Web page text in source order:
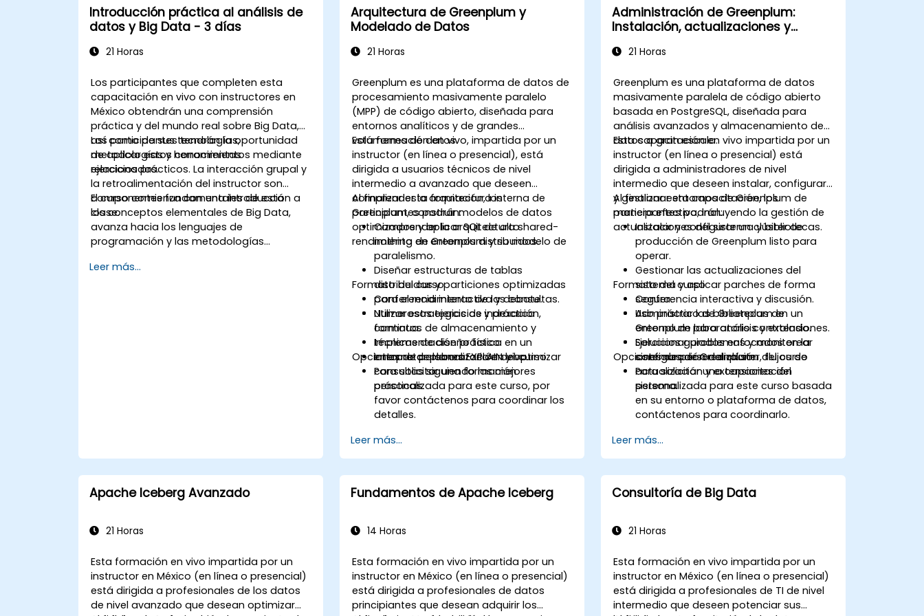
Introducción práctica al análisis de
datos y Big Data - 3 días
21 Horas
Los participantes que completen esta
capacitación en vivo con instructores en
México obtendrán una comprensión
práctica y del mundo real sobre Big Data,
así como de sus tecnologías,
metodologías y herramientas
relacionadas.
Los participantes tendrán la oportunidad
de aplicar estos conocimientos mediante
ejercicios prácticos. La interacción grupal y
la retroalimentación del instructor son
componentes fundamentales de esta
clase.
El curso comienza con una introducción a
los conceptos elementales de Big Data,
avanza hacia los lenguajes de
programación y las metodologías
finalmente, aborda las herramientas e
Leer más...
Arquitectura de Greenplum y
Modelado de Datos
21 Horas
Greenplum es una plataforma de datos de
procesamiento masivamente paralelo
(MPP) de código abierto, diseñada para
entornos analíticos y de grandes
volúmenes de datos.
Esta formación en vivo, impartida por un
instructor (en línea o presencial), está
dirigida a usuarios técnicos de nivel
intermedio a avanzado que deseen
comprender la arquitectura interna de
Greenplum, construir modelos de datos
optimizados y aplicar SQL de alto
rendimiento en entornos distribuidos.
Al finalizar esta formación, los
participantes podrán:
Comprender la arquitectura shared-
nothing de Greenplum y su modelo de
paralelismo.
Diseñar estructuras de tablas
distribuidas y particiones optimizadas
para el rendimiento de las consultas.
Utilizar estrategias de indexación,
formatos de almacenamiento y
técnicas de diseño físico.
Interpretar planes EXPLAIN y optimizar
consultas siguiendo las mejores
prácticas.
Formato del curso
Conferencia interactiva y debate.
Numerosos ejercicios y práctica
continua.
Implementación práctica en un
entorno de laboratorio en vivo.
Opciones de personalización del curso
Para solicitar una formación
personalizada para este curso, por
favor contáctenos para coordinar los
detalles.
Leer más...
Administración de Greenplum:
Instalación, actualizaciones y
21 Horas
Greenplum es una plataforma de datos
masivamente paralela de código abierto
basada en PostgreSQL, diseñada para
análisis avanzados y almacenamiento de
datos a gran escala.
Esta capacitación en vivo impartida por un
instructor (en línea o presencial) está
dirigida a administradores de nivel
intermedio que deseen instalar, configurar
y gestionar entornos de Greenplum de
manera efectiva, incluyendo la gestión de
actualizaciones del sistema y bibliotecas.
Al finalizar esta capacitación, los
participantes podrán:
Instalar y configurar un clúster de
producción de Greenplum listo para
operar.
Gestionar las actualizaciones del
sistema y aplicar parches de forma
segura.
Administrar las bibliotecas de
Greenplum para análisis y extensiones.
Solucionar problemas y monitorear
sistemas de Greenplum.
Formato del curso
Conferencia interactiva y discusión.
Uso práctico de Greenplum en un
entorno de laboratorio controlado.
Ejercicios guiados enfocados en la
configuración del clúster, flujos de
actualización y extensiones del
sistema.
Opciones de personalización del curso
Para solicitar una capacitación
personalizada para este curso basada
en su entorno o plataforma de datos,
contáctenos para coordinarlo.
Leer más...
Apache Iceberg Avanzado
21 Horas
Esta formación en vivo impartida por un
instructor en México (en línea o presencial)
está dirigida a profesionales de los datos
de nivel avanzado que desean optimizar
Fundamentos de Apache Iceberg
14 Horas
Esta formación en vivo impartida por un
instructor en México (en línea o presencial)
está dirigida a profesionales de datos
principiantes que desean adquirir los
Consultoría de Big Data
21 Horas
Esta formación en vivo impartida por un
instructor en México (en línea o presencial)
está dirigida a profesionales de TI de nivel
intermedio que deseen potenciar sus